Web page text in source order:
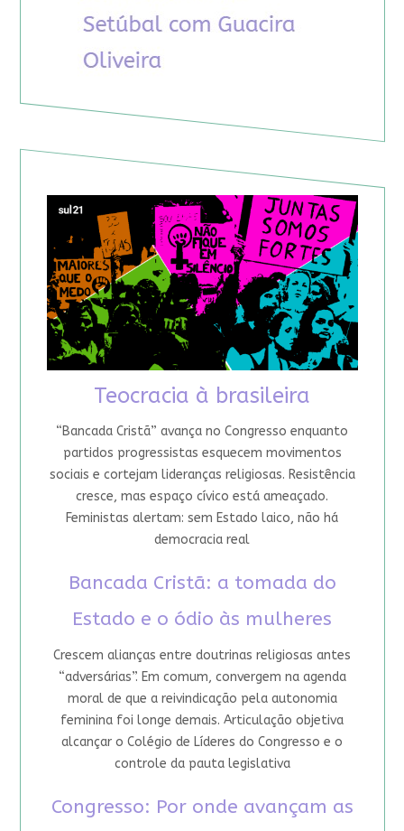
Teocracia à brasileira
“Bancada Cristã” avança no Congresso enquanto
partidos progressistas esquecem movimentos
sociais e cortejam lideranças religiosas. Resistência
cresce, mas espaço cívico está ameaçado.
Feministas alertam: sem Estado laico, não há
democracia real
Bancada Cristã: a tomada do
Estado e o ódio às mulheres
Crescem alianças entre doutrinas religiosas antes
“adversárias”. Em comum, convergem na agenda
moral de que a reivindicação pela autonomia
feminina foi longe demais. Articulação objetiva
alcançar o Colégio de Líderes do Congresso e o
controle da pauta legislativa
Congresso: Por onde avançam as